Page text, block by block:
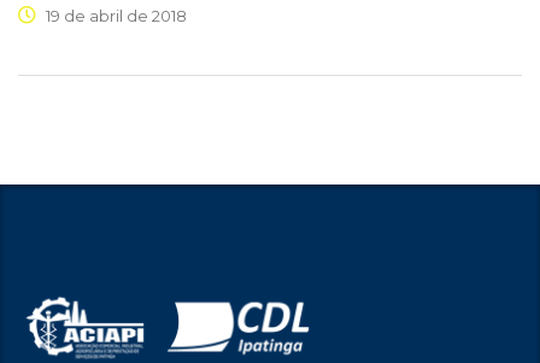
19 de abril de 2018